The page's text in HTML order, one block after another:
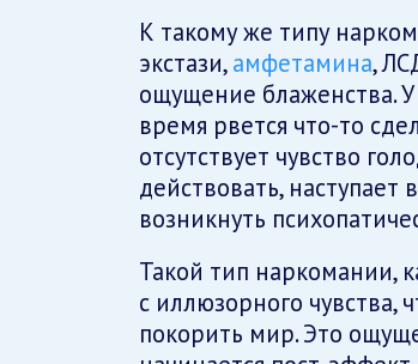
К такому же типу
экстази,амфетамина,
ощущение блаженства.
время рвется что-то
отсутствует чувство
действовать,
возникнуть
Такой тип наркомании,
с иллюзорного чувства,
покорить мир. Это